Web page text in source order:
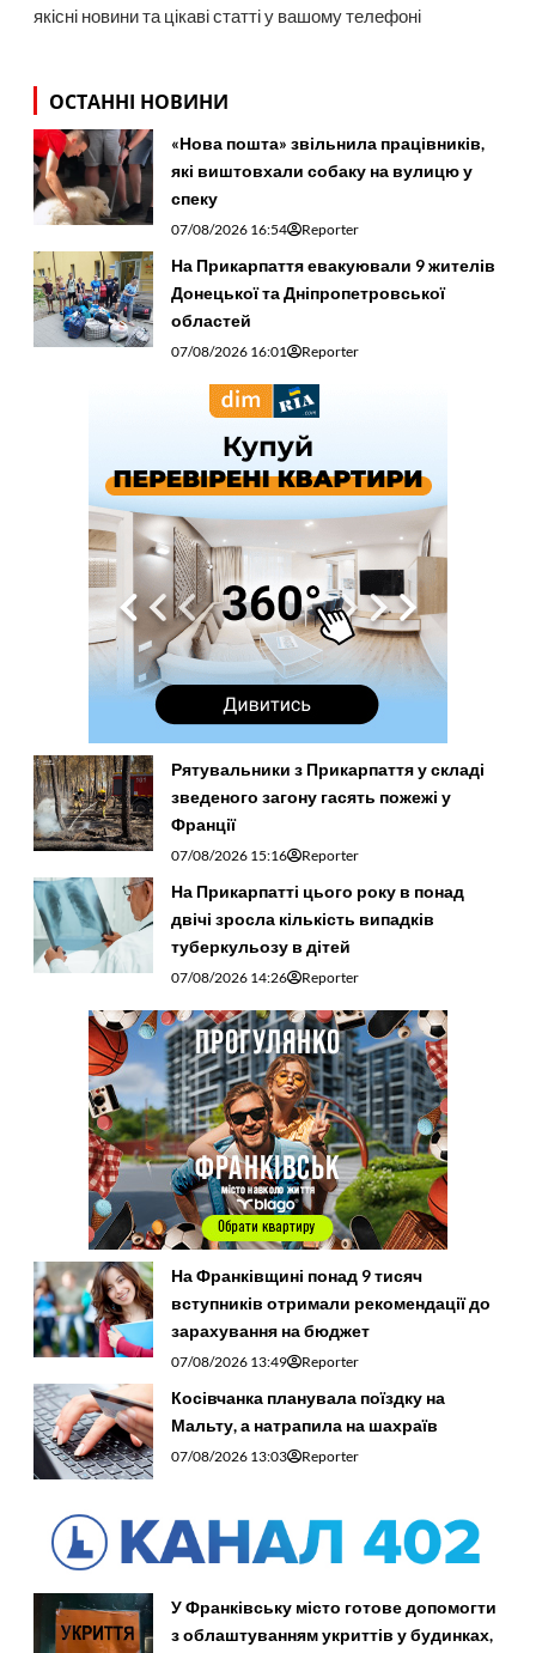
якісні новини та цікаві статті у вашому телефоні
ОСТАННІ НОВИНИ
«Нова пошта» звільнила працівників,
які виштовхали собаку на вулицю у
спеку
07/08/2026 16:54 Reporter
На Прикарпаття евакуювали 9 жителів
Донецької та Дніпропетровської
областей
07/08/2026 16:01 Reporter
Рятувальники з Прикарпаття у складі
зведеного загону гасять пожежі у
Франції
07/08/2026 15:16 Reporter
На Прикарпатті цього року в понад
двічі зросла кількість випадків
туберкульозу в дітей
07/08/2026 14:26 Reporter
На Франківщині понад 9 тисяч
вступників отримали рекомендації до
зарахування на бюджет
07/08/2026 13:49 Reporter
Косівчанка планувала поїздку на
Мальту, а натрапила на шахраїв
07/08/2026 13:03 Reporter
У Франківську місто готове допомогти
з облаштуванням укриттів у будинках,